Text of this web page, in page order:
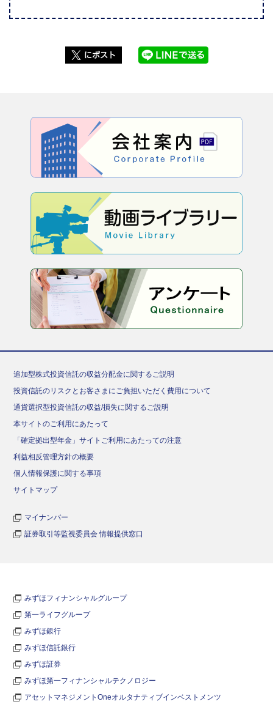
追加型株式投資信託の収益分配金に関するご説明
投資信託のリスクとお客さまにご負担いただく費用について
通貨選択型投資信託の収益/損失に関するご説明
本サイトのご利用にあたって
「確定拠出型年金」サイトご利用にあたっての注意
利益相反管理方針の概要
個人情報保護に関する事項
サイトマップ
マイナンバー
証券取引等監視委員会 情報提供窓口
みずほフィナンシャルグループ
第一ライフグループ
みずほ銀行
みずほ信託銀行
みずほ証券
みずほ第一フィナンシャルテクノロジー
アセットマネジメントOneオルタナティブインベストメンツ